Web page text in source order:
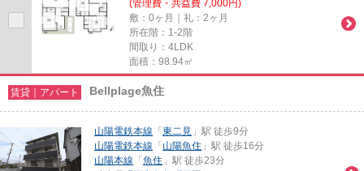
(管理費・共益費 7,000円)
敷：0ヶ月｜礼：2ヶ月
所在階：1-2階
間取り：4LDK
面積：98.94㎡
賃貸｜アパート Bellplage魚住
山陽電鉄本線 「 東二見 」駅 徒歩9分
山陽電鉄本線 「 山陽魚住 」駅 徒歩16分
山陽本線 「 魚住 」駅 徒歩23分